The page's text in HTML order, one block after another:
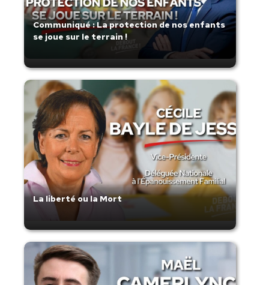
Communiqué : La protection de nos enfants
se joue sur le terrain !
La liberté ou la Mort